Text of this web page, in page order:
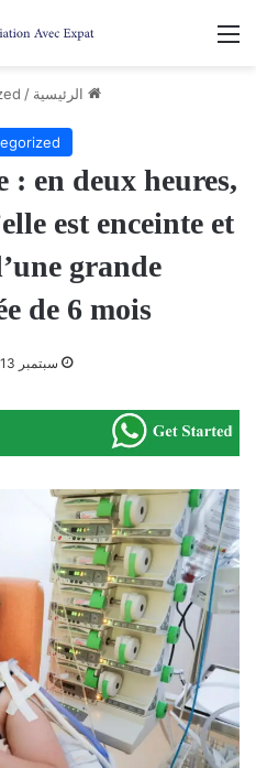
القائمة
الرئيسية /
: en deux heures,
est enceinte et
grande
de 6 mois
سبتمبر 13, 2022